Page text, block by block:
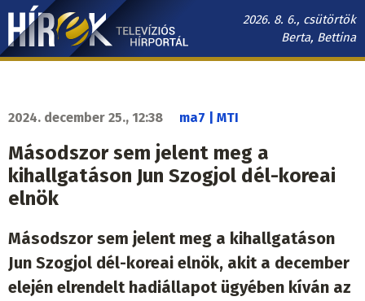
Ugrás
tartalomra
2026. 8. 6., csütörtök
Berta, Bettina
Hírek.sk
2024. december 25., 12:38 ma7 | MTI
Másodszor sem jelent meg a
kihallgatáson Jun Szogjol dél-koreai
elnök
Másodszor sem jelent meg a kihallgatáson
Jun Szogjol dél-koreai elnök, akit a december
elején elrendelt hadiállapot ügyében kíván az